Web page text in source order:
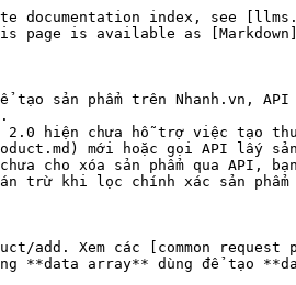
documentation index, see
page is available as
tạo sản phẩm trên Nhanh.vn,
hiện chưa hỗ trợ việc tạo
mới hoặc gọi API lấy
cho xóa sản phẩm qua API,
bán trừ khi lọc chính xác sản
add. Xem các [common request
**data array** dùng để tạo